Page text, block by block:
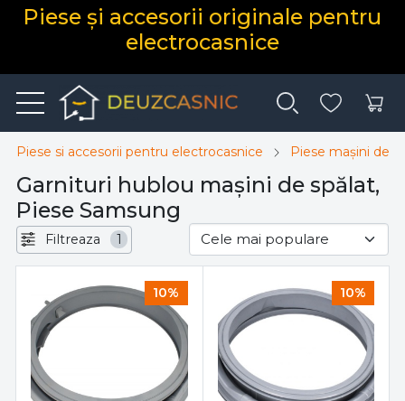
Piese și accesorii originale pentru
electrocasnice
Piese si accesorii pentru electrocasnice Piese mașini de
Garnituri hublou mașini de spălat,
Piese Samsung
Filtreaza 1
10% 10%